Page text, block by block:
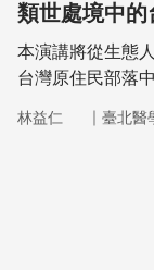
類世處境中
本演講將從生態
台灣原住民部落
林益仁 ｜ 臺北醫